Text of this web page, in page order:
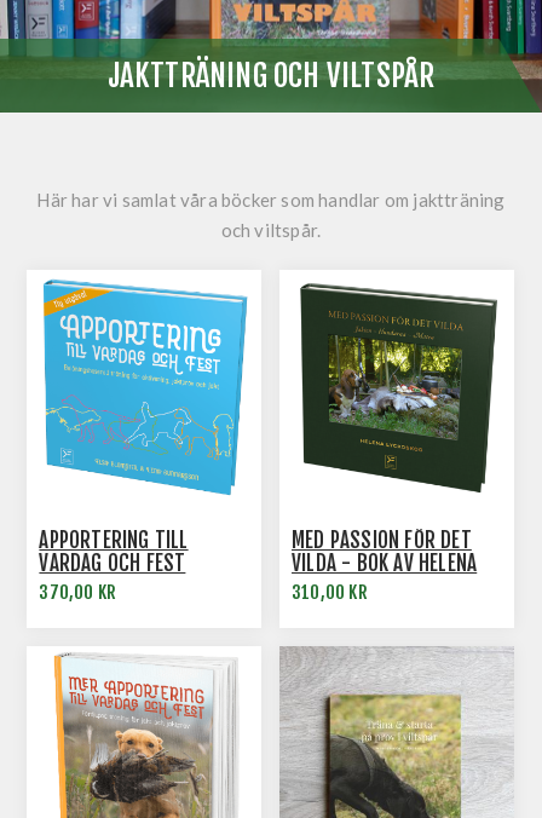
JAKTTRÄNING OCH VILTSPÅR
Här har vi samlat våra böcker som handlar om jaktträning
och viltspår.
APPORTERING TILL
VARDAG OCH FEST
370,00 KR
MED PASSION FÖR DET
VILDA - BOK AV HELENA
LYCKOSKOG
310,00 KR